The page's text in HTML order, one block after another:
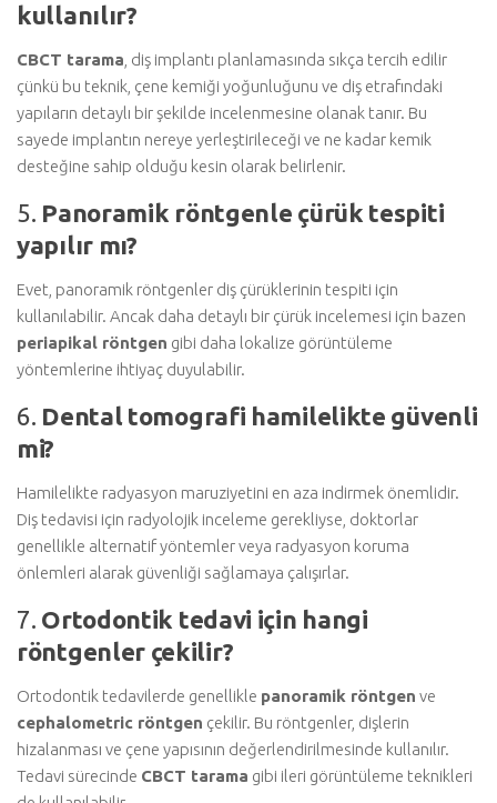
kullanılır?
CBCT tarama , diş implantı planlamasında sıkça tercih edilir
çünkü bu teknik, çene kemiği yoğunluğunu ve diş etrafındaki
yapıların detaylı bir şekilde incelenmesine olanak tanır. Bu
sayede implantın nereye yerleştirileceği ve ne kadar kemik
desteğine sahip olduğu kesin olarak belirlenir.
5. Panoramik röntgenle çürük tespiti
yapılır mı?
Evet, panoramik röntgenler diş çürüklerinin tespiti için
kullanılabilir. Ancak daha detaylı bir çürük incelemesi için bazen
periapikal röntgen gibi daha lokalize görüntüleme
yöntemlerine ihtiyaç duyulabilir.
6. Dental tomografi hamilelikte güvenli
mi?
Hamilelikte radyasyon maruziyetini en aza indirmek önemlidir.
Diş tedavisi için radyolojik inceleme gerekliyse, doktorlar
genellikle alternatif yöntemler veya radyasyon koruma
önlemleri alarak güvenliği sağlamaya çalışırlar.
7. Ortodontik tedavi için hangi
röntgenler çekilir?
Ortodontik tedavilerde genellikle panoramik röntgen ve
cephalometric röntgen çekilir. Bu röntgenler, dişlerin
hizalanması ve çene yapısının değerlendirilmesinde kullanılır.
Tedavi sürecinde CBCT tarama gibi ileri görüntüleme teknikleri